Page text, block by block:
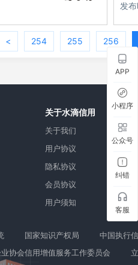
发
< 254 255 256
关于水滴信用
关于我们
用户协议
隐私协议
会员协议
用户须知
国家知识产权局
中国执行
协会信用增值服务工作委员会
APP
小程序
公众号
纠错
客服